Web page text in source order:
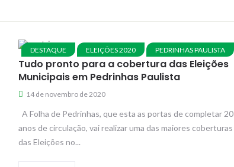
DESTAQUE ELEIÇÕES 2020 PEDRINHAS PAULISTA
Tudo pronto para a cobertura das Eleições
Municipais em Pedrinhas Paulista
14 de novembro de 2020
A Folha de Pedrinhas, que esta as portas de completar 20
anos de circulação, vai realizar uma das maiores coberturas
das Eleições no...